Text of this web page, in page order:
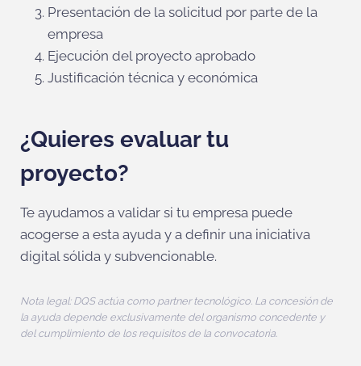
Presentación de la solicitud por parte de la
empresa
Ejecución del proyecto aprobado
Justificación técnica y económica
¿Quieres evaluar tu
proyecto?
Te ayudamos a validar si tu empresa puede
acogerse a esta ayuda y a definir una iniciativa
digital sólida y subvencionable.
Nota legal: DQS actúa como partner tecnológico. La concesión de
la ayuda depende exclusivamente del organismo concedente y
del cumplimiento de los requisitos de la convocatoria.